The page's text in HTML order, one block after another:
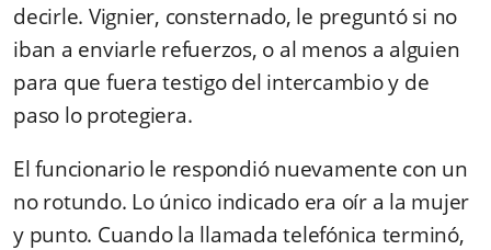
decirle. Vignier, consternado, le preguntó si no
iban a enviarle refuerzos, o al menos a alguien
para que fuera testigo del intercambio y de
paso lo protegiera.
El funcionario le respondió nuevamente con un
no rotundo. Lo único indicado era oír a la mujer
y punto. Cuando la llamada telefónica terminó,